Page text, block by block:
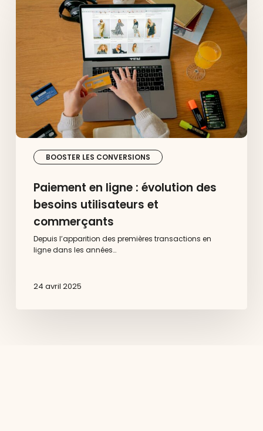
BOOSTER LES CONVERSIONS
ligne
besoins
commerçants
Paiement en ligne : évolution des
besoins utilisateurs et
commerçants
Depuis l’apparition des premières transactions en
ligne dans les années…
24 avril 2025